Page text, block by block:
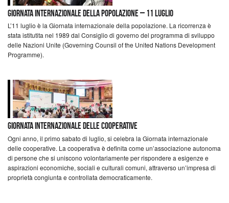
Giornata Internazionale della Popolazione – 11 luglio
L’11 luglio è la Giornata internazionale della popolazione. La ricorrenza è
stata istitutita nel 1989 dal Consiglio di governo del programma di sviluppo
delle Nazioni Unite (Governing Counsil of the United Nations Development
Programme).
Giornata internazionale delle cooperative
Ogni anno, il primo sabato di luglio, si celebra la Giornata internazionale
delle cooperative. La cooperativa è definita come un’associazione autonoma
di persone che si uniscono volontariamente per rispondere a esigenze e
aspirazioni economiche, sociali e culturali comuni, attraverso un’impresa di
proprietà congiunta e controllata democraticamente.